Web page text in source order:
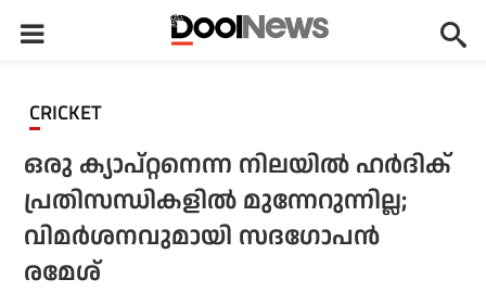
CRICKET
ഒരു ക്യാപ്റ്റനെന്ന നിലയില്‍ ഹര്‍ദിക്
പ്രതിസന്ധികളില്‍ മുന്നേറുന്നില്ല;
വിമര്‍ശനവുമായി സദഗോപന്‍
രമേശ്